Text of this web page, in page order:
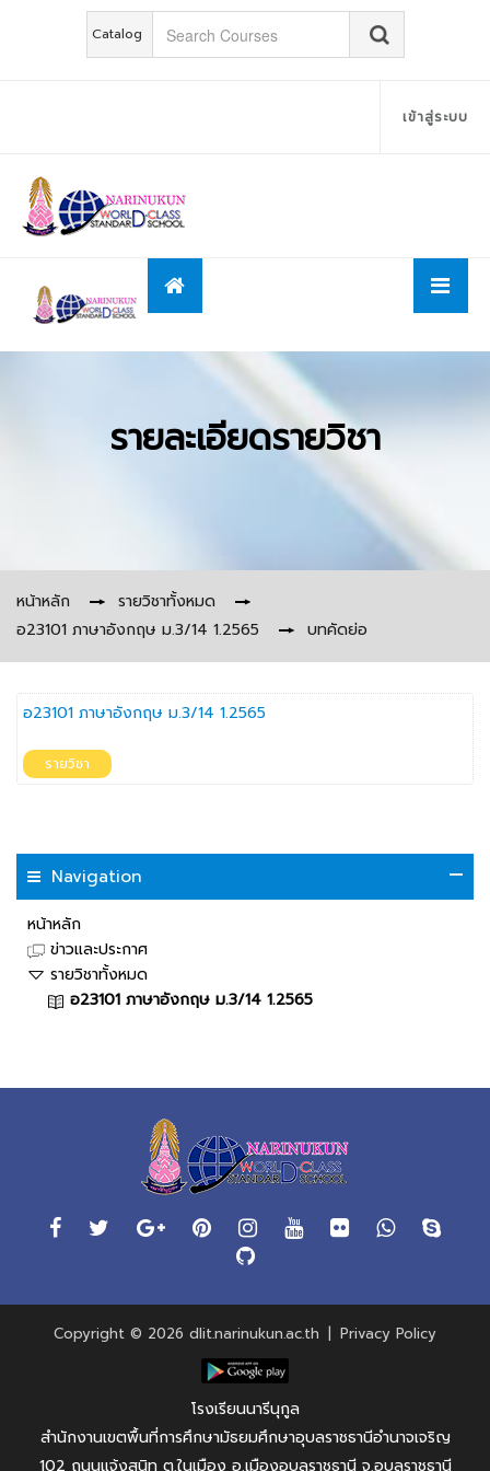
Catalog
เข้าสู่ระบบ
รายละเอียดรายวิชา
หน้าหลัก → รายวิชาทั้งหมด
→
อ23101 ภาษาอังกฤษ ม.3/14 1.2565
→ บทคัดย่อ
อ23101 ภาษาอังกฤษ ม.3/14 1.2565
รายวิชา
Navigation
หน้าหลัก
ข่าวและประกาศ
รายวิชาทั้งหมด
อ23101 ภาษาอังกฤษ ม.3/14 1.2565
Copyright © 2026 dlit.narinukun.ac.th | Privacy Policy
โรงเรียนนารีนุกูล
สำนักงานเขตพื้นที่การศึกษามัธยมศึกษาอุบลราชธานีอำนาจเจริญ
102 ถนนแจ้งสนิท ต.ในเมือง อ.เมืองอุบลราชธานี จ.อุบลราชธานี